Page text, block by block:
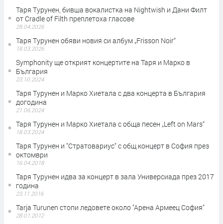
Таря Турунен, бивша вокалистка на Nightwish и Дани Филт
от Cradle of Filth преплетоха гласове
28.04.2026
Таря Турунен обяви новия си албум „Frisson Noir“
18.03.2026
Symphonity ще открият концертите на Таря и Марко в
България
23.10.2024
Таря Турунен и Марко Хиетала с два концерта в България
догодина
21.06.2024
Таря Турунен и Марко Хиетала с обща песен „Left on Mars“
18.03.2024
Таря Турунен и "Стратовариус" с общ концерт в София през
октомври
16.04.2018
Таря Турунен идва за концерт в зала Универсиада през 2017
година
23.11.2016
Tarja Turunen стопи ледовете около "Арена Армеец София"
28.01.2012